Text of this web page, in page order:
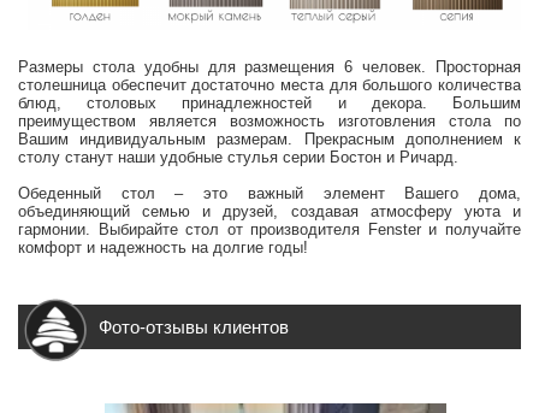
Размеры стола удобны для размещения 6 человек. Просторная
столешница обеспечит достаточно места для большого количества
блюд, столовых принадлежностей и декора. Большим
преимуществом является возможность изготовления стола по
Вашим индивидуальным размерам. Прекрасным дополнением к
столу станут наши удобные стулья серии Бостон и Ричард.
Обеденный стол – это важный элемент Вашего дома,
объединяющий семью и друзей, создавая атмосферу уюта и
гармонии. Выбирайте стол от производителя Fenster и получайте
комфорт и надежность на долгие годы!
Фото-отзывы клиентов